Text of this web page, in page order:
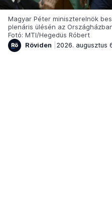
Magyar Péter miniszterelnök
plenáris ülésén az
Fotó: MTI/Hegedüs Róbert
Röviden
2026. augusztus